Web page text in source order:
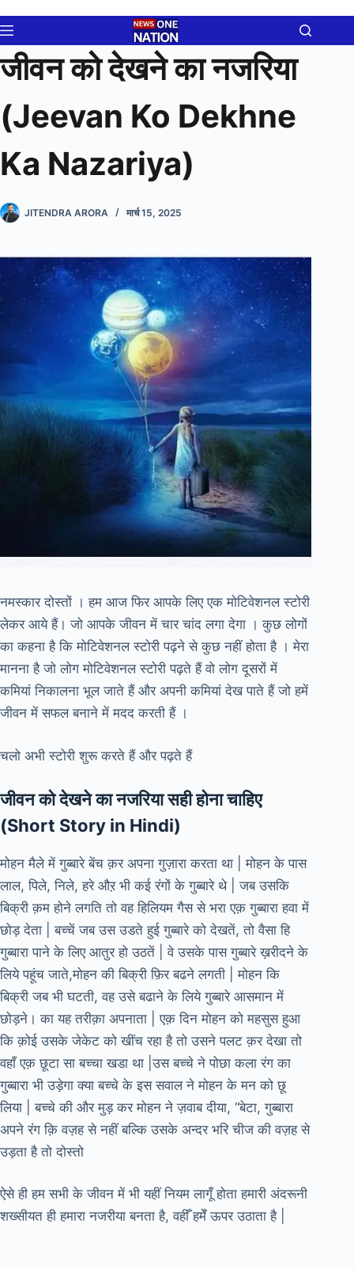
to
content
जीवन को देखने का नजरिया
(Jeevan Ko Dekhne
Ka Nazariya)
JITENDRA ARORA मार्च 15, 2025
नमस्कार दोस्तों । हम आज फिर आपके लिए एक मोटिवेशनल स्टोरी
लेकर आये हैं। जो आपके जीवन में चार चांद लगा देगा । कुछ लोगों
का कहना है कि मोटिवेशनल स्टोरी पढ़ने से कुछ नहीं होता है । मेरा
मानना है जो लोग मोटिवेशनल स्टोरी पढ़ते हैं वो लोग दूसरों में
कमियां निकालना भूल जाते हैं और अपनी कमियां देख पाते हैं जो हमें
जीवन में सफल बनाने में मदद करती हैं ।
चलो अभी स्टोरी शुरू करते हैं और पढ़ते हैं
जीवन को देखने का नजरिया सही होना चाहिए
(Short Story in Hindi)
मोहन मैले में गुब्बारे बेंच क़र अपना गुज़ारा करता था | मोहन के पास
लाल, पिले, निले, हरे औऱ भी कई रंगों के गुब्बारे थे | जब उसकि
बिक्री क़म होने लगति तो वह हिलियम गैस से भरा एक़ गुब्बारा हवा में
छोड़ देता | बच्चें जब उस उडते हुई गुब्बारे को देखतें, तो वैसा हि
गुब्बारा पाने के लिए आतुर हो उठतें | वे उसके पास गुब्बारे ख़रीदने के
लिये पहूंच जाते,मोहन की बिक्री फ़िर बढने लगती | मोहन कि
बिक्री जब भी घटती, वह उसे बढाने के लिये गुब्बारे आसमान में
छोड़ने। का यह तरीक़ा अपनाता | एक़ दिन मोहन को महसुस हुआ
कि क़ोई उसके जेकेट को खींच रहा है तो उसने पलट क़र देखा तो
वहाँ एक़ छूटा सा बच्चा खडा था |उस बच्चे ने पोछा कला रंग का
गुब्बारा भी उड़ेगा क्या बच्चे के इस सवाल ने मोहन के मन को छू
लिया | बच्चे की और मुड़ कर मोहन ने ज़वाब दीया, “बेटा, गुब्बारा
अपने रंग क़ि वज़ह से नहीं बल्कि उसके अन्दर भरि चीज की वज़ह से
उड़ता है तो दोस्तो
ऐसे ही हम सभी के जीवन में भी यहीं नियम लागूँ होता हमारी अंदरूनी
शख्सीयत ही हमारा नजरीया बनता है, वहीँ हमेँ ऊपर उठाता है |